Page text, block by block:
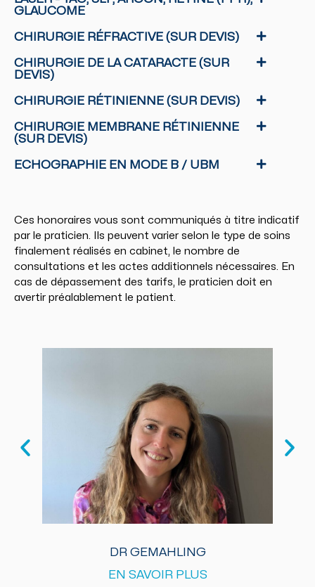
GLAUCOME
CHIRURGIE RÉFRACTIVE (SUR DEVIS)
CHIRURGIE DE LA CATARACTE (SUR
DEVIS)
CHIRURGIE RÉTINIENNE (SUR DEVIS)
CHIRURGIE MEMBRANE RÉTINIENNE
(SUR DEVIS)
ECHOGRAPHIE EN MODE B / UBM
Ces honoraires vous sont communiqués à titre indicatif
par le praticien. Ils peuvent varier selon le type de soins
finalement réalisés en cabinet, le nombre de
consultations et les actes additionnels nécessaires. En
cas de dépassement des tarifs, le praticien doit en
avertir préalablement le patient.
DR GEMAHLING
EN SAVOIR PLUS